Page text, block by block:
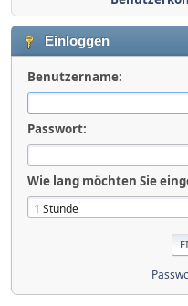
Einloggen
Benutzername:
Passwort:
Wie lang möchten Sie